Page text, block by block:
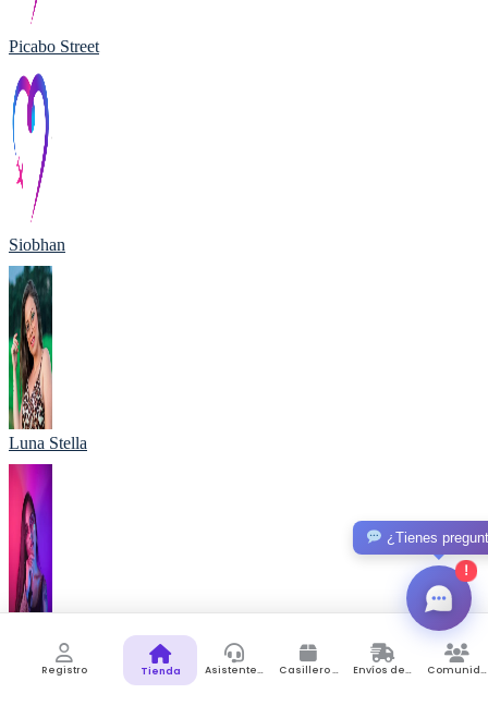
Registro Tienda Asistente de Compras Casillero Virtual Envíos desde Colombia Comunidad
Picabo Street
Siobhan
Luna Stella
Cooper Maverick
!
¿Tienes